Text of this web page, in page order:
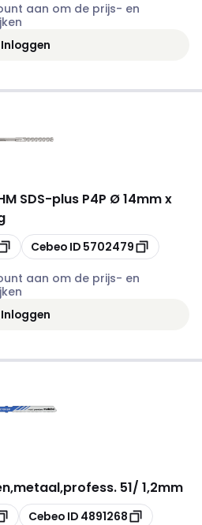
aan om de prijs- en
Inloggen
SDS-plus P4P Ø 14mm x
Kopiëren
Cebeo ID 5702479
aan om de prijs- en
Inloggen
51/ 1,2mm
Kopiëren
Cebeo ID 4891268